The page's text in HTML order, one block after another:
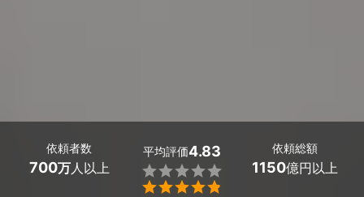
依頼者数
700万人以上
平均評価4.83


依頼総額
1150億円以上